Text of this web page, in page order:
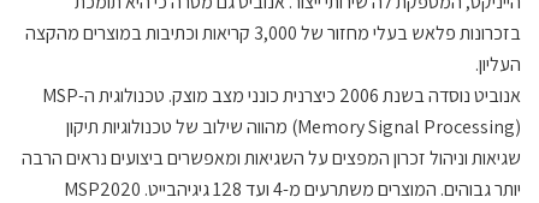
בזכרונות פלאש בעלי מחזור של 3,000 קריאות וכתיבות במוצרים מהקצה
העליון.
אנוביט נוסדה בשנת 2006 כיצרנית כונני מצב מוצק. טכנולוגית ה-MSP
(Memory Signal Processing) מהווה שילוב של טכנולוגיות תיקון
שגיאות וניהול זכרון המפצים על השגיאות ומאפשרים ביצועים נראים הרבה
יותר גבוהים. המוצרים משתרעים מ-4 ועד 128 גיגיהבייט. MSP2020